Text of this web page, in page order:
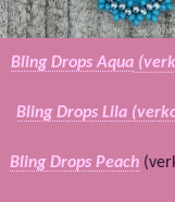
Bling Drops Aqua
Bling Drops Lila
Bling Drops Peach